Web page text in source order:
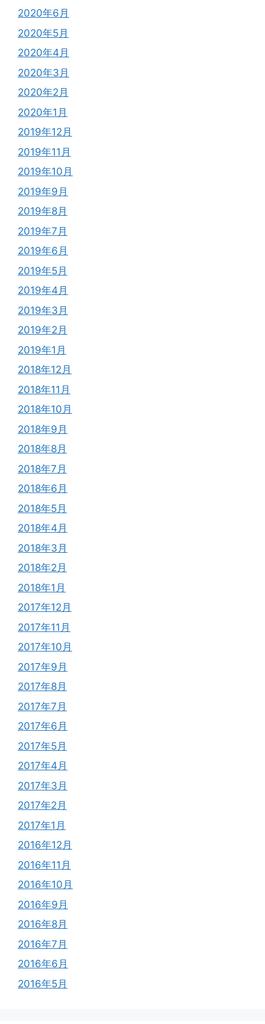
2020年6月
2020年5月
2020年4月
2020年3月
2020年2月
2020年1月
2019年12月
2019年11月
2019年10月
2019年9月
2019年8月
2019年7月
2019年6月
2019年5月
2019年4月
2019年3月
2019年2月
2019年1月
2018年12月
2018年11月
2018年10月
2018年9月
2018年8月
2018年7月
2018年6月
2018年5月
2018年4月
2018年3月
2018年2月
2018年1月
2017年12月
2017年11月
2017年10月
2017年9月
2017年8月
2017年7月
2017年6月
2017年5月
2017年4月
2017年3月
2017年2月
2017年1月
2016年12月
2016年11月
2016年10月
2016年9月
2016年8月
2016年7月
2016年6月
2016年5月